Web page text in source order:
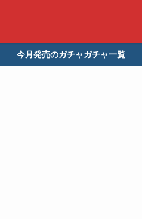
今月発売のガチャガチャ一覧